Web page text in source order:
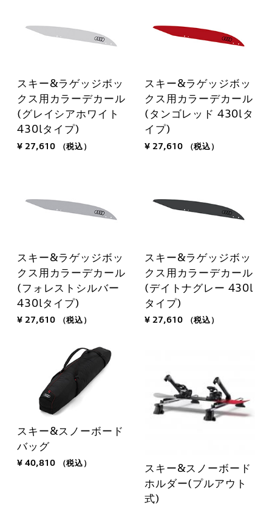
スキー&ラゲッジボッ
クス用カラーデカール
(グレイシアホワイト
430lタイプ)
¥ 27,610 （税込）
スキー&ラゲッジボッ
クス用カラーデカール
(タンゴレッド 430lタ
イプ)
¥ 27,610 （税込）
スキー&ラゲッジボッ
クス用カラーデカール
(フォレストシルバー
430lタイプ)
¥ 27,610 （税込）
スキー&ラゲッジボッ
クス用カラーデカール
(デイトナグレー 430l
タイプ)
¥ 27,610 （税込）
スキー&スノーボード
バッグ
¥ 40,810 （税込）
スキー&スノーボード
ホルダー(プルアウト
式)